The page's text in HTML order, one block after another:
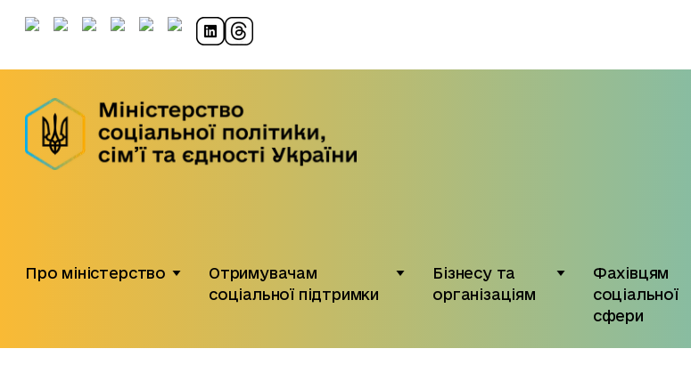
Про міністерство
Отримувачам
соціальної підтримки
Бізнесу та
організаціям
Фахівцям
соціальної
сфери